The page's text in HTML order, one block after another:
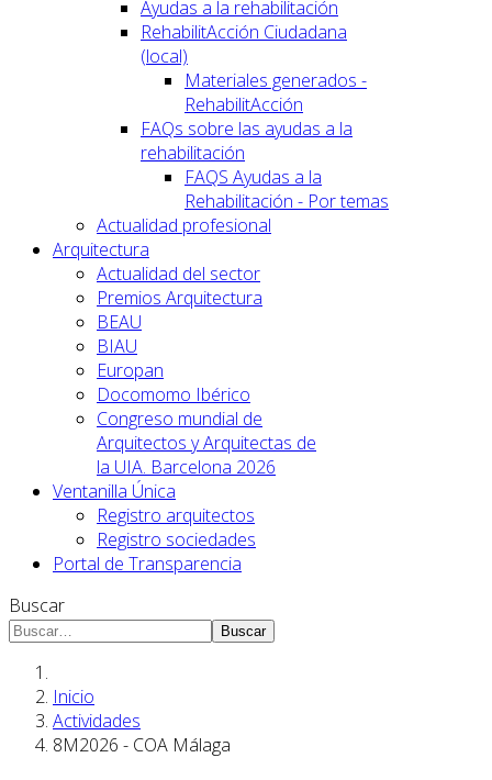
Ayudas a la rehabilitación
RehabilitAcción Ciudadana
(local)
Materiales generados -
RehabilitAcción
FAQs sobre las ayudas a la
rehabilitación
FAQS Ayudas a la
Rehabilitación - Por temas
Actualidad profesional
Arquitectura
Actualidad del sector
Premios Arquitectura
BEAU
BIAU
Europan
Docomomo Ibérico
Congreso mundial de
Arquitectos y Arquitectas de
la UIA. Barcelona 2026
Ventanilla Única
Registro arquitectos
Registro sociedades
Portal de Transparencia
Buscar
Buscar
Inicio
Actividades
8M2026 - COA Málaga